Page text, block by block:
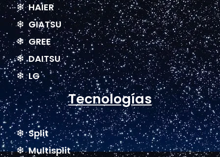
HAIER
GIATSU
GREE
DAITSU
LG
Tecnologías
Split
Multisplit